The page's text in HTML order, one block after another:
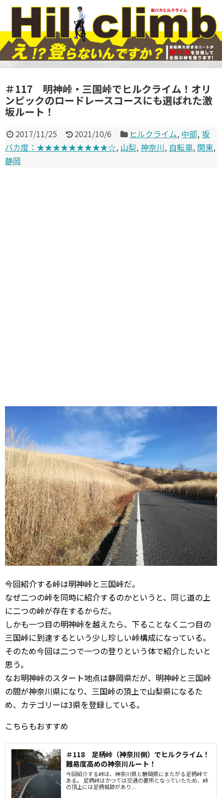
＃117 明神峠・三国峠でヒルクライム！オリ
ンピックのロードレースコースにも選ばれた激
坂ルート！
2017/11/25 2021/10/6 ヒルクライム, 中部,坂
バカ度：★★★★★★★★★☆, 山梨, 神奈川, 自転車, 関東,
静岡
今回紹介する峠は明神峠と三国峠だ。
なぜ二つの峠を同時に紹介するのかというと、同じ道の上
に二つの峠が存在するからだ。
しかも一つ目の明神峠を越えたら、下ることなく二つ目の
三国峠に到達するという少し珍しい峠構成になっている。
そのため今回は二つで一つの登りという体で紹介したいと
思う。
なお明神峠のスタート地点は静岡県だが、明神峠と三国峠
の間が神奈川県になり、三国峠の頂上で山梨県になるた
め、カテゴリーは3県を登録している。
こちらもおすすめ
＃118 足柄峠（神奈川側）でヒルクライム！
難易度高めの神奈川ルート！
今回紹介する峠は、神奈川県と静岡県にまたがる足柄峠で
ある。 足柄峠はかつては交通の要所となっていたため、峠
の頂上には足柄城跡があり...